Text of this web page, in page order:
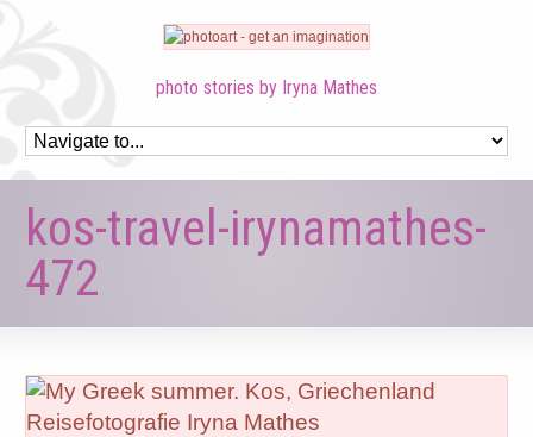
photo stories by Iryna Mathes
kos-travel-irynamathes-
472